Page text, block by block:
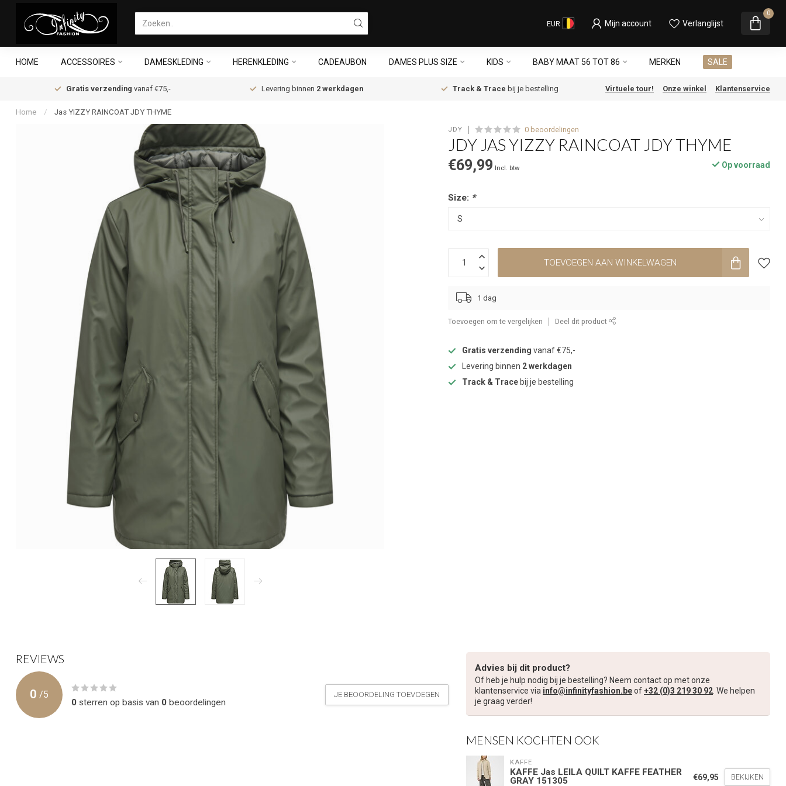
EUR Mijn account Verlanglijst
0
HOME ACCESSOIRES DAMESKLEDING HERENKLEDING CADEAUBON DAMES PLUS SIZE KIDS BABY MAAT 56 TOT 86 MERKEN SALE
Gratis verzending vanaf €75,- Levering binnen 2 werkdagen Track & Trace bij je bestelling Virtuele tour! Onze winkel Klantenservice
Home / Jas YIZZY RAINCOAT JDY THYME
JDY 0 beoordelingen
JDY JAS YIZZY RAINCOAT JDY THYME
€69,99 Incl. btw Op voorraad
Size: *
TOEVOEGEN AAN WINKELWAGEN
1 dag
Toevoegen om te vergelijken Deel dit product
Gratis verzending vanaf €75,-
Levering binnen 2 werkdagen
Track & Trace bij je bestelling
REVIEWS
0 /5
0 sterren op basis van 0 beoordelingen
JE BEOORDELING TOEVOEGEN
Advies bij dit product?
Of heb je hulp nodig bij je bestelling? Neem contact op met onze
klantenservice via info@infinityfashion.beof+32 (0)3 219 30 92 . We helpen
je graag verder!
MENSEN KOCHTEN OOK
KAFFE
KAFFE Jas LEILA QUILT KAFFE FEATHER
GRAY 151305
€69,95 BEKIJKEN